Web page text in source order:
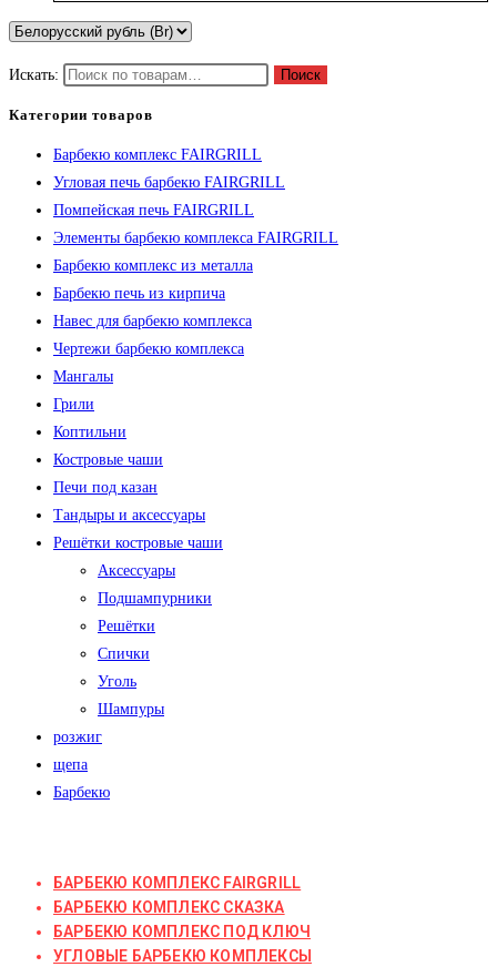
Искать: Поиск
Категории товаров
Барбекю комплекс FAIRGRILL
Угловая печь барбекю FAIRGRILL
Помпейская печь FAIRGRILL
Элементы барбекю комплекса FAIRGRILL
Барбекю комплекс из металла
Барбекю печь из кирпича
Навес для барбекю комплекса
Чертежи барбекю комплекса
Мангалы
Грили
Коптильни
Костровые чаши
Печи под казан
Тандыры и аксессуары
Решётки костровые чаши
Аксессуары
Подшампурники
Решётки
Спички
Уголь
Шампуры
розжиг
щепа
Барбекю
БАРБЕКЮ КОМПЛЕКС FAIRGRILL
БАРБЕКЮ КОМПЛЕКС СКАЗКА
БАРБЕКЮ КОМПЛЕКС ПОД КЛЮЧ
УГЛОВЫЕ БАРБЕКЮ КОМПЛЕКСЫ